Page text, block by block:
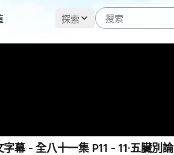
探索
海廈 - 2025新編 高清原文字幕 - 全八十一集 P11 - 11·五臟別論